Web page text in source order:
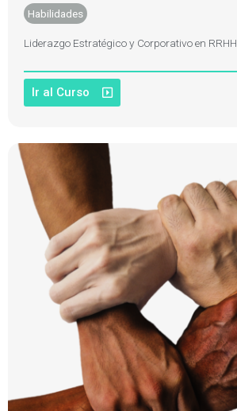
Habilidades
Liderazgo Estratégico y Corporativo en RRHH
Ir al Curso